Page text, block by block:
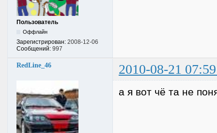
Пользователь
Оффлайн
Зарегистрирован: 2008-12-06
Сообщений: 997
RedLine_46 2010-08-21
а я вот чё та не